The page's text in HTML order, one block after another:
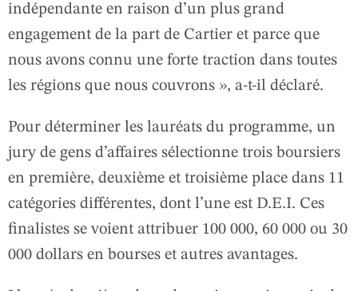
indépendante en raison d’un plus grand
engagement de la part de Cartier et parce que
nous avons connu une forte traction dans toutes
les régions que nous couvrons », a-t-il déclaré.
Pour déterminer les lauréats du programme, un
jury de gens d’affaires sélectionne trois boursiers
en première, deuxième et troisième place dans 11
catégories différentes, dont l’une est D.E.I. Ces
finalistes se voient attribuer 100 000, 60 000 ou 30
000 dollars en bourses et autres avantages.